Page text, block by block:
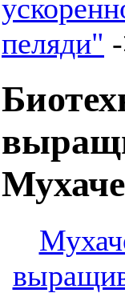
пеляди"